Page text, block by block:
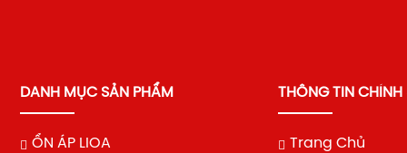
DANH MỤC SẢN PHẨM
ỔN ÁP LIOA
THÔNG TIN CHÍNH
Trang Chủ